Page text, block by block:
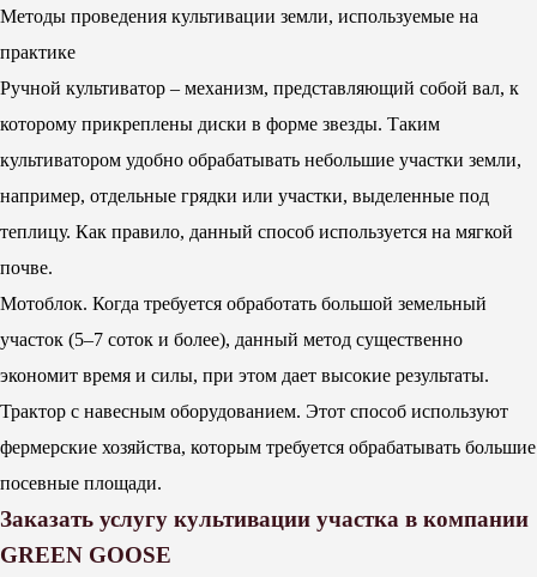
Методы проведения культивации земли, используемые на
практике
Ручной культиватор – механизм, представляющий собой вал, к
которому прикреплены диски в форме звезды. Таким
культиватором удобно обрабатывать небольшие участки земли,
например, отдельные грядки или участки, выделенные под
теплицу. Как правило, данный способ используется на мягкой
почве.
Мотоблок. Когда требуется обработать большой земельный
участок (5–7 соток и более), данный метод существенно
экономит время и силы, при этом дает высокие результаты.
Трактор с навесным оборудованием. Этот способ используют
фермерские хозяйства, которым требуется обрабатывать большие
посевные площади.
Заказать услугу культивации участка в компании
GREEN GOOSE